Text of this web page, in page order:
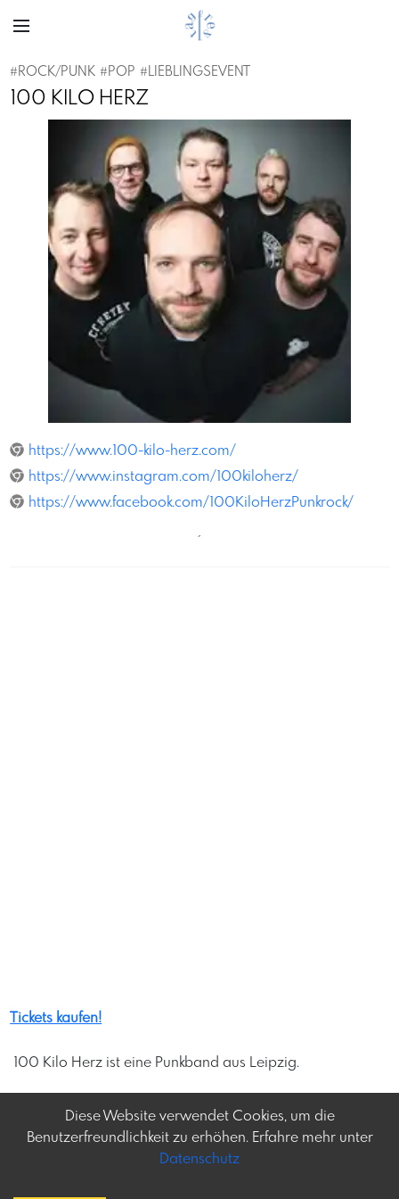
#ROCK/PUNK #POP #LIEBLINGSEVENT
100 KILO HERZ
Previous Next
https://www.100-kilo-herz.com/
https://www.instagram.com/100kiloherz/
https://www.facebook.com/100KiloHerzPunkrock/
´
Tickets kaufen!
​ 100 Kilo Herz ist eine Punkband aus Leipzig. ​
Diese Website verwendet Cookies, um die
Benutzerfreundlichkeit zu erhöhen. Erfahre mehr unter
Datenschutz